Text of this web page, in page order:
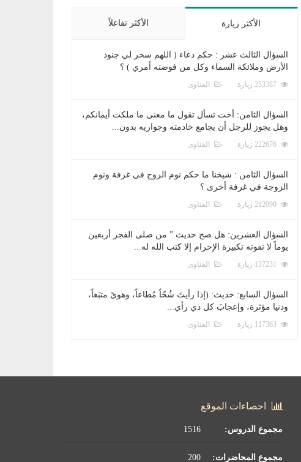
الأكثر زيارة الأكثر تفاعلاً
السؤال الثالث عشر : حكم دعاء ( اللهم سخر لي جنود
الأرض وملائكة السماء وكل من فوضته أمري ) ؟
الفتاوى
السؤال الثامن: أخت تسأل تقول ما معنى ما ملكت أيمانكم،
وهل يجوز للرجل أن يجامع خادمته وجواريه بدون...
الفتاوى
السؤال الثامن : شيخنا ما حكم نوم الزوج في غرفة ونوم
الزوجة في غرفة أخرى ؟
الفتاوى
السؤال العشرين: هل صح حديث " من صلى الفجر أربعين
يوماً لا تفوته تكبيرة الإحرام إلا كتب الله له...
الفتاوى
السؤال السابع: حديث: (إذا رأيتَ شُحّاً مُطاعاً، وهوىً متبَعاً،
ودنيا مؤثرة، وإعجابَ كل ذي رأي...
الفتاوى
احصاءات الموقع
مجموع الدروس:
مجموع المحاضرات: